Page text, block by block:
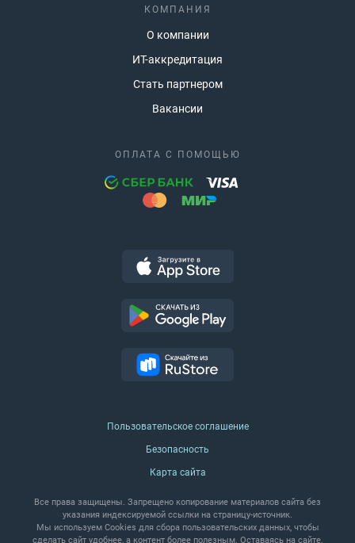
КОМПАНИЯ
О компании
ИТ-аккредитация
Стать партнером
Вакансии
ОПЛАТА С ПОМОЩЬЮ
Пользовательское соглашение
Безопасность
Карта сайта
Все права защищены. Запрещено копирование материалов сайта без
указания индексируемой ссылки на страницу‑источник.
Мы используем Cookies для сбора пользовательских данных, чтобы
сделать сайт удобнее, а контент более полезным. Оставаясь на сайте,